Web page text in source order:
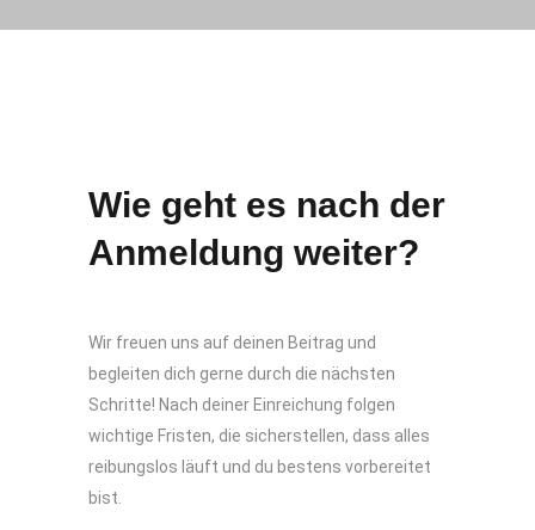
Wie geht es nach der
Anmeldung weiter?
Wir freuen uns auf deinen Beitrag und
begleiten dich gerne durch die nächsten
Schritte! Nach deiner Einreichung folgen
wichtige Fristen, die sicherstellen, dass alles
reibungslos läuft und du bestens vorbereitet
bist.